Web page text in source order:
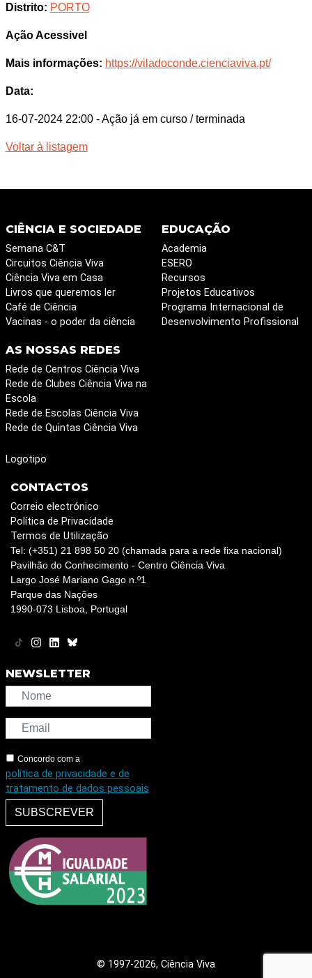
Distrito: PORTO
Ação Acessivel
Mais informações: https://viladoconde.cienciaviva.pt/
Data:
16-07-2024 22:00 - Ação já em curso / terminada
Voltar à listagem
CIÊNCIA E SOCIEDADE
Semana C&T
Circuitos Ciência Viva
Ciência Viva em Casa
Livros que queremos ler
Café de Ciência
Vacinas - o poder da ciência
EDUCAÇÃO
Academia
ESERO
Recursos
Projetos Educativos
Programa Internacional de
Desenvolvimento Profissional
AS NOSSAS REDES
Rede de Centros Ciência Viva
Rede de Clubes Ciência Viva na
Escola
Rede de Escolas Ciência Viva
Rede de Quintas Ciência Viva
Logotipo
CONTACTOS
Correio electrónico
Política de Privacidade
Termos de Utilização
Tel: (+351) 21 898 50 20 (chamada para a rede fixa nacional)
Pavilhão do Conhecimento - Centro Ciência Viva
Largo José Mariano Gago n.º1
Parque das Nações
1990-073 Lisboa, Portugal
NEWSLETTER
Concordo com a
política de privacidade e de
tratamento de dados pessoais
SUBSCREVER
© 1997-2026, Ciência Viva